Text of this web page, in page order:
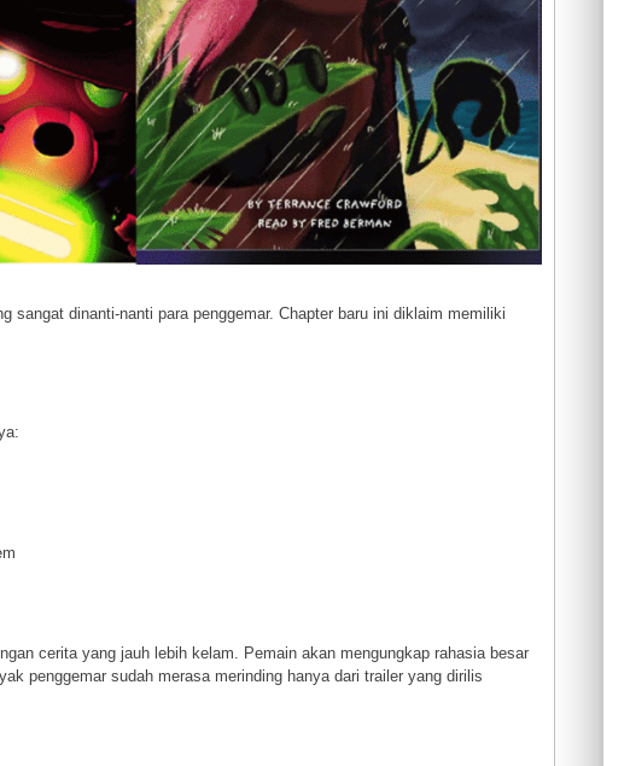
sangat dinanti-nanti para penggemar. Chapter baru ini diklaim memiliki
cerita yang jauh lebih kelam. Pemain akan mengungkap rahasia besar
penggemar sudah merasa merinding hanya dari trailer yang dirilis